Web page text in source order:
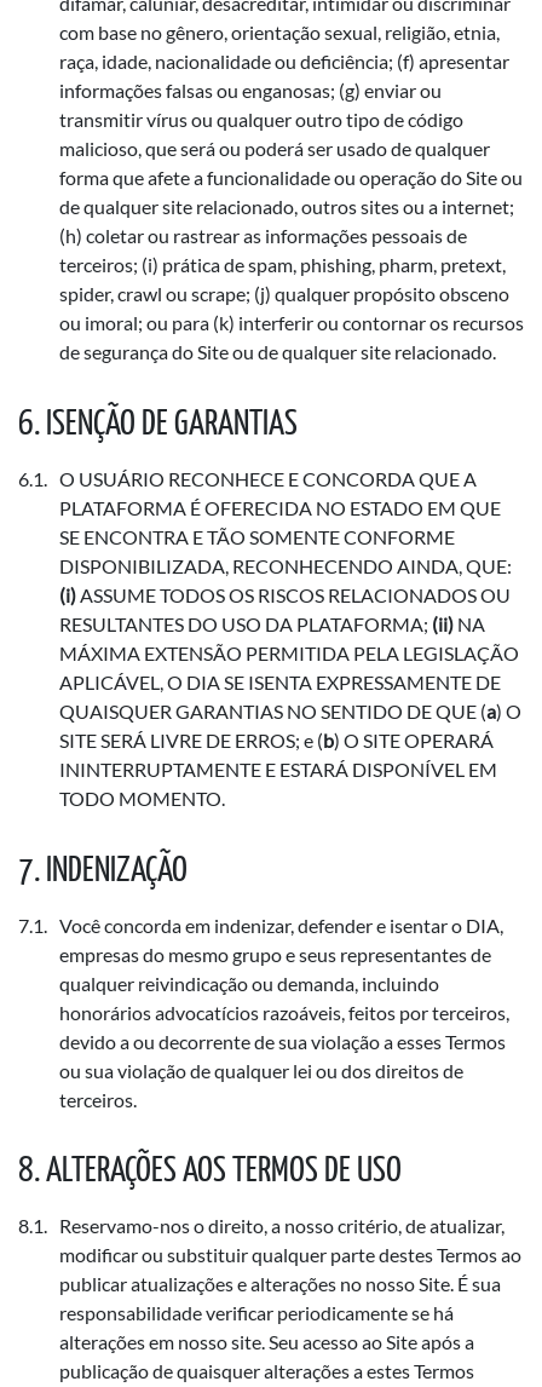
com base no gênero, orientação sexual, religião, etnia,
raça, idade, nacionalidade ou deficiência; (f) apresentar
informações falsas ou enganosas; (g) enviar ou
transmitir vírus ou qualquer outro tipo de código
malicioso, que será ou poderá ser usado de qualquer
forma que afete a funcionalidade ou operação do Site ou
de qualquer site relacionado, outros sites ou a internet;
(h) coletar ou rastrear as informações pessoais de
terceiros; (i) prática de spam, phishing, pharm, pretext,
spider, crawl ou scrape; (j) qualquer propósito obsceno
ou imoral; ou para (k) interferir ou contornar os recursos
de segurança do Site ou de qualquer site relacionado.
ISENÇÃO DE GARANTIAS
O USUÁRIO RECONHECE E CONCORDA QUE A
PLATAFORMA É OFERECIDA NO ESTADO EM QUE
SE ENCONTRA E TÃO SOMENTE CONFORME
DISPONIBILIZADA, RECONHECENDO AINDA, QUE:
(i)ASSUME TODOS OS RISCOS RELACIONADOS OU
RESULTANTES DO USO DA PLATAFORMA; (ii) NA
MÁXIMA EXTENSÃO PERMITIDA PELA LEGISLAÇÃO
APLICÁVEL, O DIA SE ISENTA EXPRESSAMENTE DE
QUAISQUER GARANTIAS NO SENTIDO DE QUE (a) O
SITE SERÁ LIVRE DE ERROS; e (b) O SITE OPERARÁ
ININTERRUPTAMENTE E ESTARÁ DISPONÍVEL EM
TODO MOMENTO.
INDENIZAÇÃO
Você concorda em indenizar, defender e isentar o DIA,
empresas do mesmo grupo e seus representantes de
qualquer reivindicação ou demanda, incluindo
honorários advocatícios razoáveis, feitos por terceiros,
devido a ou decorrente de sua violação a esses Termos
ou sua violação de qualquer lei ou dos direitos de
terceiros.
ALTERAÇÕES AOS TERMOS DE USO
Reservamo-nos o direito, a nosso critério, de atualizar,
modificar ou substituir qualquer parte destes Termos ao
publicar atualizações e alterações no nosso Site. É sua
responsabilidade verificar periodicamente se há
alterações em nosso site. Seu acesso ao Site após a
publicação de quaisquer alterações a estes Termos